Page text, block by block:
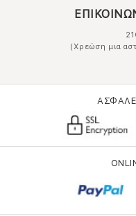
(Χρεώση μια